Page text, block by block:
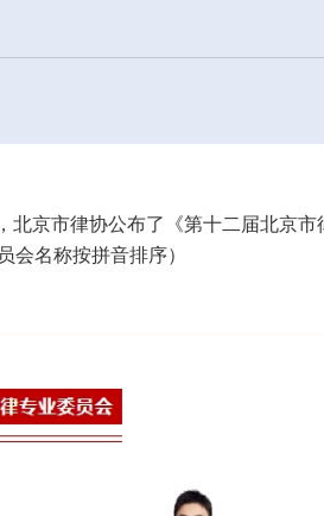
京市律协公布了《第十二届北京
会名称按拼音排序）